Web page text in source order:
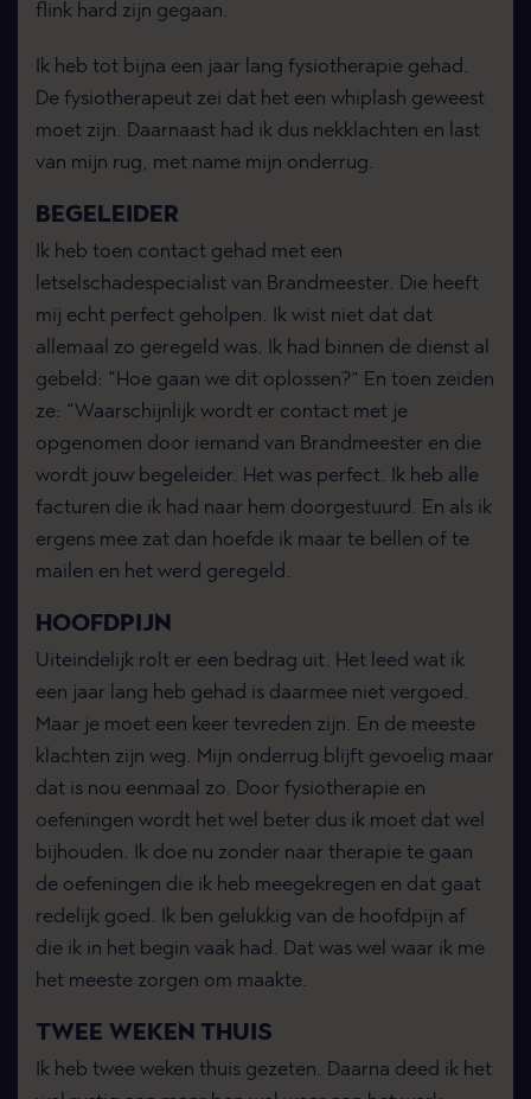
flink hard zijn gegaan.
Ik heb tot bijna een jaar lang fysiotherapie gehad.
De fysiotherapeut zei dat het een whiplash geweest
moet zijn. Daarnaast had ik dus nekklachten en last
van mijn rug, met name mijn onderrug.
BEGELEIDER
Ik heb toen contact gehad met een
letselschadespecialist van Brandmeester. Die heeft
mij echt perfect geholpen. Ik wist niet dat dat
allemaal zo geregeld was. Ik had binnen de dienst al
gebeld: “Hoe gaan we dit oplossen?” En toen zeiden
ze: “Waarschijnlijk wordt er contact met je
opgenomen door iemand van Brandmeester en die
wordt jouw begeleider. Het was perfect. Ik heb alle
facturen die ik had naar hem doorgestuurd. En als ik
ergens mee zat dan hoefde ik maar te bellen of te
mailen en het werd geregeld.
HOOFDPIJN
Uiteindelijk rolt er een bedrag uit. Het leed wat ik
een jaar lang heb gehad is daarmee niet vergoed.
Maar je moet een keer tevreden zijn. En de meeste
klachten zijn weg. Mijn onderrug blijft gevoelig maar
dat is nou eenmaal zo. Door fysiotherapie en
oefeningen wordt het wel beter dus ik moet dat wel
bijhouden. Ik doe nu zonder naar therapie te gaan
de oefeningen die ik heb meegekregen en dat gaat
redelijk goed. Ik ben gelukkig van de hoofdpijn af
die ik in het begin vaak had. Dat was wel waar ik me
het meeste zorgen om maakte.
TWEE WEKEN THUIS
Ik heb twee weken thuis gezeten. Daarna deed ik het